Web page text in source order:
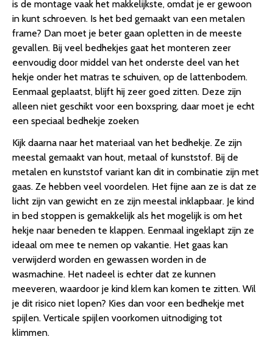
is de montage vaak het makkelijkste, omdat je er gewoon
in kunt schroeven. Is het bed gemaakt van een metalen
frame? Dan moet je beter gaan opletten in de meeste
gevallen. Bij veel bedhekjes gaat het monteren zeer
eenvoudig door middel van het onderste deel van het
hekje onder het matras te schuiven, op de lattenbodem.
Eenmaal geplaatst, blijft hij zeer goed zitten. Deze zijn
alleen niet geschikt voor een boxspring, daar moet je echt
een speciaal bedhekje zoeken
Kijk daarna naar het materiaal van het bedhekje. Ze zijn
meestal gemaakt van hout, metaal of kunststof. Bij de
metalen en kunststof variant kan dit in combinatie zijn met
gaas. Ze hebben veel voordelen. Het fijne aan ze is dat ze
licht zijn van gewicht en ze zijn meestal inklapbaar. Je kind
in bed stoppen is gemakkelijk als het mogelijk is om het
hekje naar beneden te klappen. Eenmaal ingeklapt zijn ze
ideaal om mee te nemen op vakantie. Het gaas kan
verwijderd worden en gewassen worden in de
wasmachine. Het nadeel is echter dat ze kunnen
meeveren, waardoor je kind klem kan komen te zitten. Wil
je dit risico niet lopen? Kies dan voor een bedhekje met
spijlen. Verticale spijlen voorkomen uitnodiging tot
klimmen.